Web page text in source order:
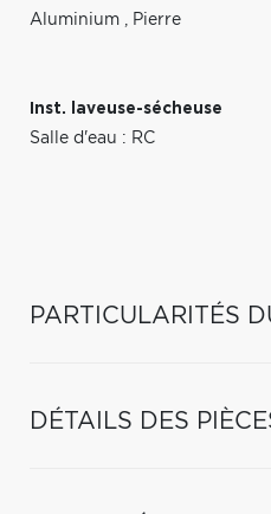
Aluminium , Pierre
Inst. laveuse-sécheuse
Salle d'eau : RC
PARTICULARITÉS
DÉTAILS DES